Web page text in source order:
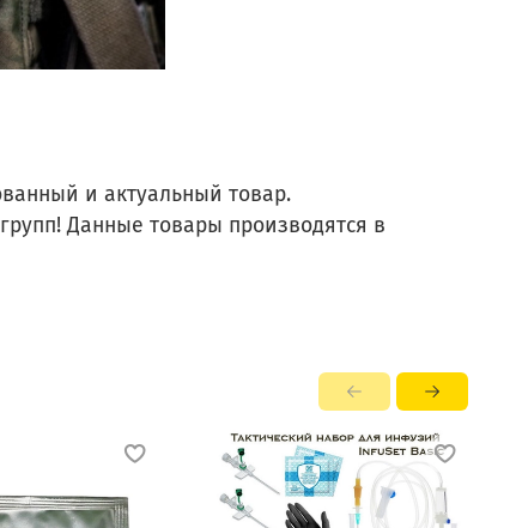
и актуальный товар.
Данные товары производятся в